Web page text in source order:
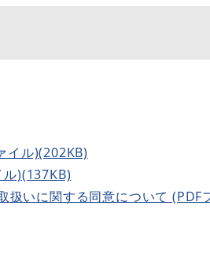
イル)(202KB)
ル)(137KB)
扱いに関する同意について (PDF